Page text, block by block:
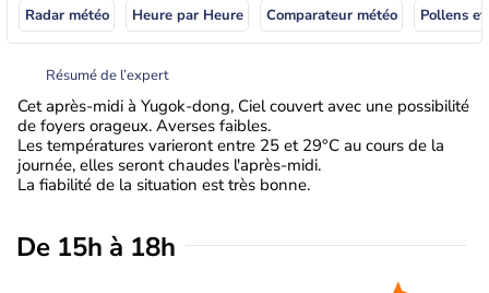
Radar météo Heure par Heure Comparateur météo Pollens
Résumé de l’expert
Cet après-midi à Yugok-dong, Ciel couvert avec une possibilité
de foyers orageux. Averses faibles.
Les températures varieront entre 25 et 29°C au cours de la
journée, elles seront chaudes l'après-midi.
La fiabilité de la situation est très bonne.
De 15h à 18h